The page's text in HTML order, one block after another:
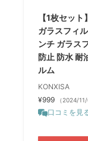
【1枚セッ
ガラスフィ
ンチ ガラス
防止 防水 耐
ルム
KONXISA
¥999
（2024/
口コミを見